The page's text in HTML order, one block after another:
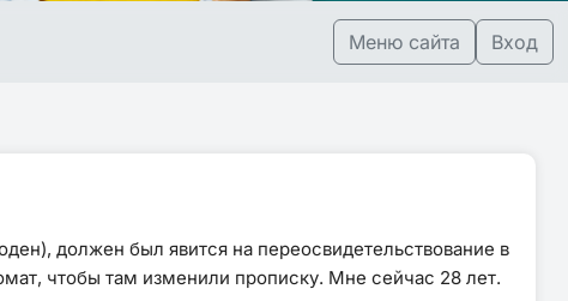
Меню сайта Вход
должен был явится на переосвидетельствование в
чтобы там изменили прописку. Мне сейчас 28 лет.